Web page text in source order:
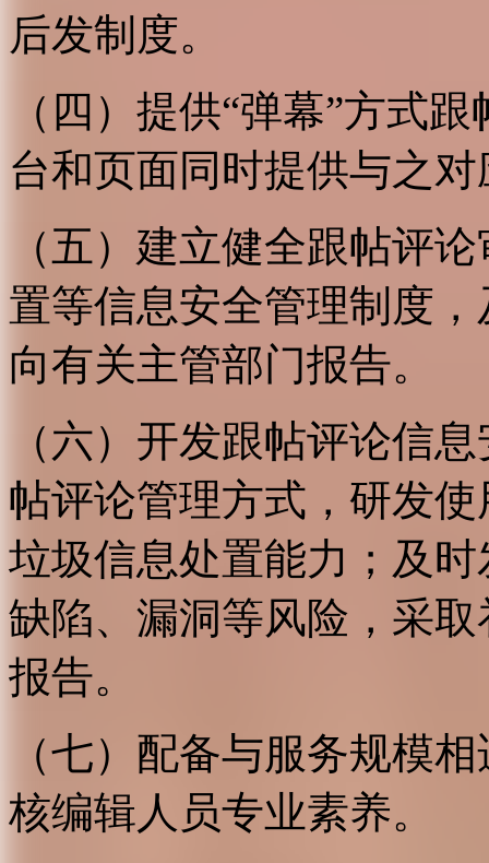
后发制度。
（四）提供“弹幕”方式
台和页面同时提供与之
（五）建立健全跟帖评
置等信息安全管理制度
向有关主管部门报告。
（六）开发跟帖评论信
帖评论管理方式，研发
垃圾信息处置能力；及
缺陷、漏洞等风险，采
报告。
（七）配备与服务规模
核编辑人员专业素养。